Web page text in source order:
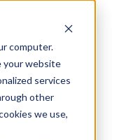
computer.
your website
services
other
we use,